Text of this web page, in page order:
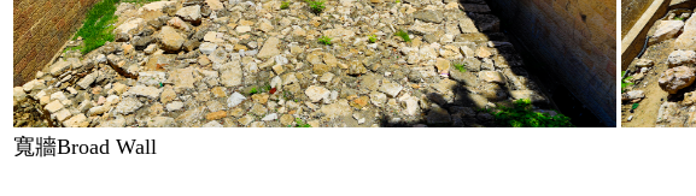
寬牆Broad Wall